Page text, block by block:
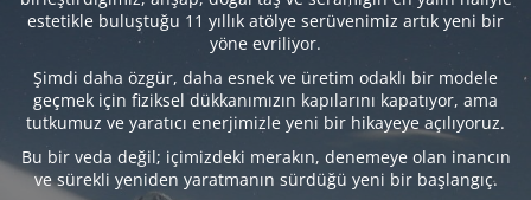
estetikle buluştuğu 11 yıllık atölye serüvenimiz artık yeni bir
yöne evriliyor.
Şimdi daha özgür, daha esnek ve üretim odaklı bir modele
geçmek için fiziksel dükkanımızın kapılarını kapatıyor, ama
tutkumuz ve yaratıcı enerjimizle yeni bir hikayeye açılıyoruz.
Bu bir veda değil; içimizdeki merakın, denemeye olan inancın
ve sürekli yeniden yaratmanın sürdüğü yeni bir başlangıç.